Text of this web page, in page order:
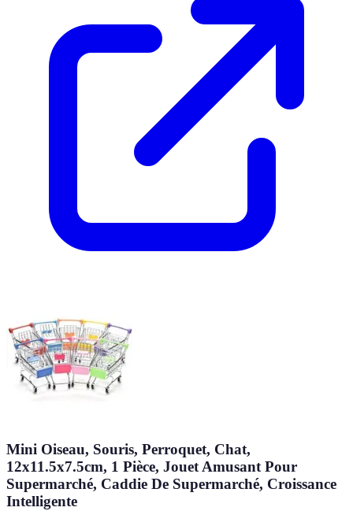
Mini Oiseau, Souris, Perroquet, Chat,
12x11.5x7.5cm, 1 Pièce, Jouet Amusant Pour
Supermarché, Caddie De Supermarché, Croissance
Intelligente